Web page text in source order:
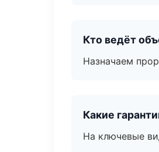
Кто ведёт
Назначаем
Какие
На ключевые